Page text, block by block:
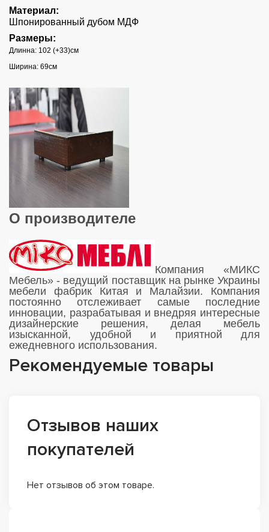
Материал:
Шпонированный дубом МДФ
Размеры:
Длинна: 102 (+33)см
Ширина: 69см
О производителе
Компания «МИКС
Мебель» - ведущий поставщик на рынке Украины
мебели фабрик Китая и Малайзии. Компания
постоянно отслеживает самые последние
инновации, разрабатывая и внедряя интересные
дизайнерские решения, делая мебель
изысканной, удобной и приятной для
ежедневного использования.
Рекомендуемые товары
Отзывов наших
покупателей
Нет отзывов об этом товаре.